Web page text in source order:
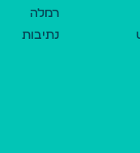
רמלה
נתיבות